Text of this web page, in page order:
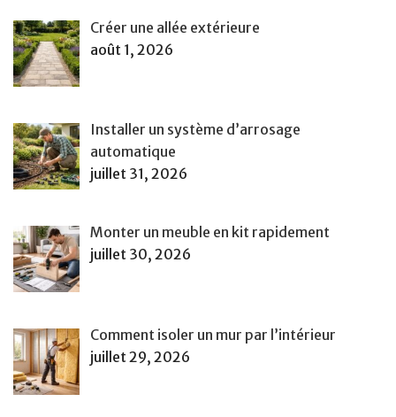
Créer une allée extérieure
août 1, 2026
Installer un système d’arrosage
automatique
juillet 31, 2026
Monter un meuble en kit rapidement
juillet 30, 2026
Comment isoler un mur par l’intérieur
juillet 29, 2026